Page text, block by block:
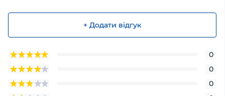
+ Додати відгук
0
0
0